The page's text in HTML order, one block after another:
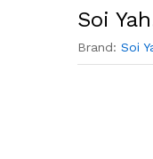
Soi
Brand: Soi